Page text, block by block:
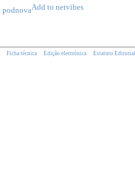
Ficha técnica Edição electrónica Estatuto Editorial